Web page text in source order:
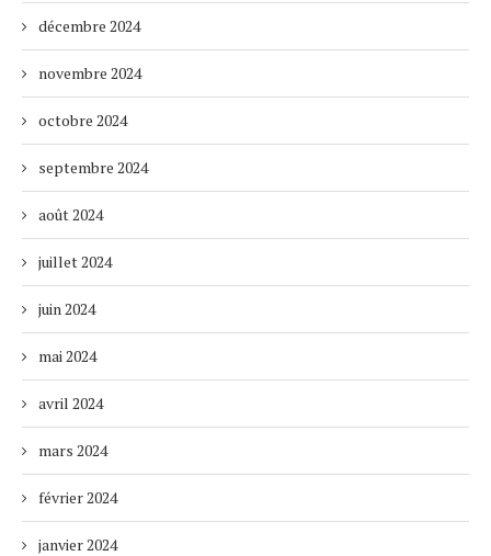
décembre 2024
novembre 2024
octobre 2024
septembre 2024
août 2024
juillet 2024
juin 2024
mai 2024
avril 2024
mars 2024
février 2024
janvier 2024